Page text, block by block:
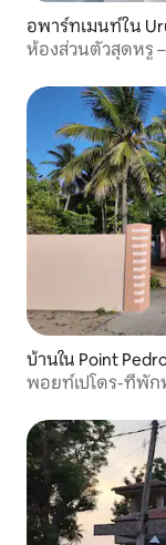
อพาร์ทเมนท์ใน
ห้องส่วนตัวสุดหรู
บ้านใน Point
พอยท์เปโดร-ที่พัก